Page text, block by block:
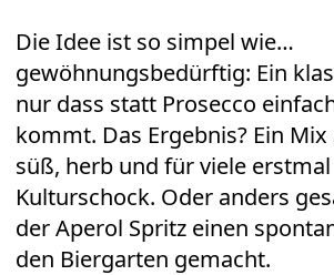
Die Idee ist so simpel wie…
gewöhnungsbedürftig: Ein
nur dass statt Prosecco
kommt. Das Ergebnis? Ein Mix
süß, herb und für viele
Kulturschock. Oder anders
der Aperol Spritz einen
den Biergarten gemacht.